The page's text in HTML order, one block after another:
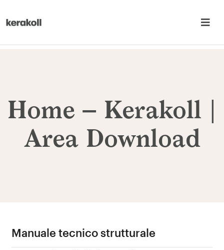
Home – Kerakoll |
Area Download
Manuale tecnico strutturale